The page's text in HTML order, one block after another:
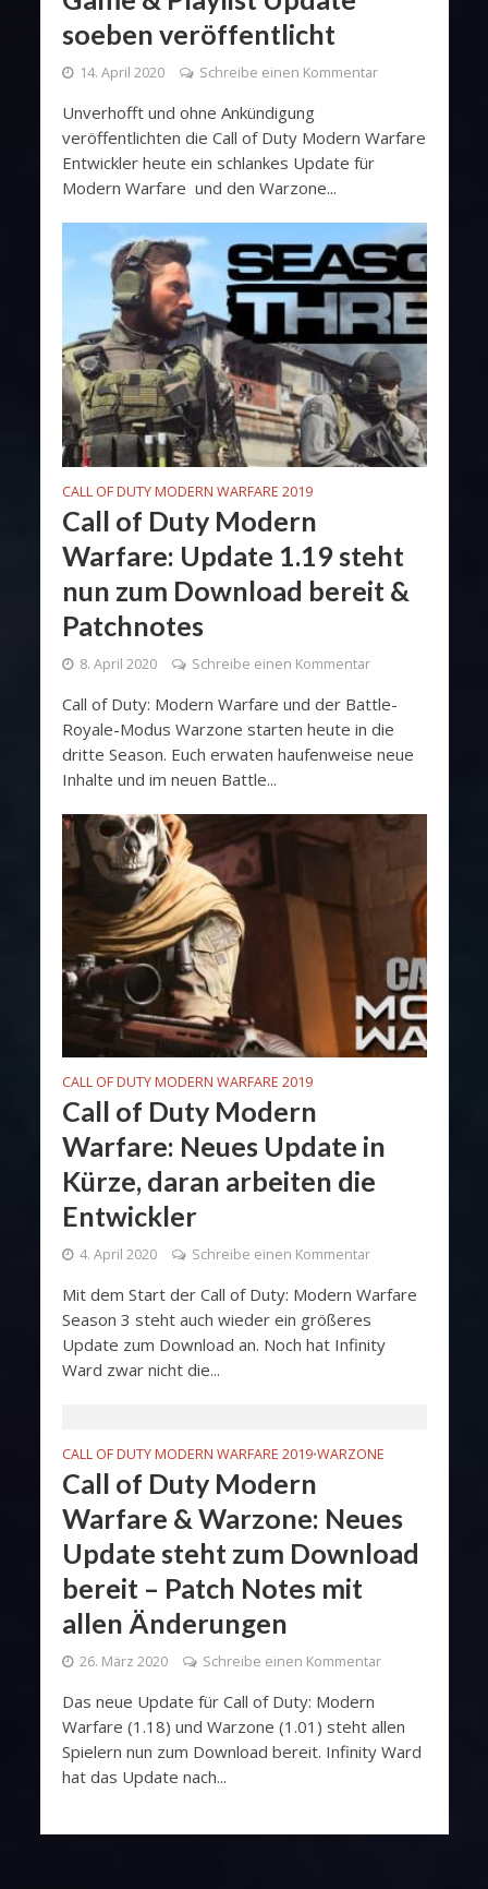
soeben veröffentlicht
14. April 2020 Schreibe einen Kommentar
Unverhofft und ohne Ankündigung
veröffentlichten die Call of Duty Modern Warfare
Entwickler heute ein schlankes Update für
Modern Warfare und den Warzone...
CALL OF DUTY MODERN WARFARE 2019
Call of Duty Modern
Warfare: Update 1.19 steht
nun zum Download bereit &
Patchnotes
8. April 2020 Schreibe einen Kommentar
Call of Duty: Modern Warfare und der Battle-
Royale-Modus Warzone starten heute in die
dritte Season. Euch erwaten haufenweise neue
Inhalte und im neuen Battle...
CALL OF DUTY MODERN WARFARE 2019
Call of Duty Modern
Warfare: Neues Update in
Kürze, daran arbeiten die
Entwickler
4. April 2020 Schreibe einen Kommentar
Mit dem Start der Call of Duty: Modern Warfare
Season 3 steht auch wieder ein größeres
Update zum Download an. Noch hat Infinity
Ward zwar nicht die...
CALL OF DUTY MODERN WARFARE 2019•WARZONE
Call of Duty Modern
Warfare & Warzone: Neues
Update steht zum Download
bereit – Patch Notes mit
allen Änderungen
26. März 2020 Schreibe einen Kommentar
Das neue Update für Call of Duty: Modern
Warfare (1.18) und Warzone (1.01) steht allen
Spielern nun zum Download bereit. Infinity Ward
hat das Update nach...